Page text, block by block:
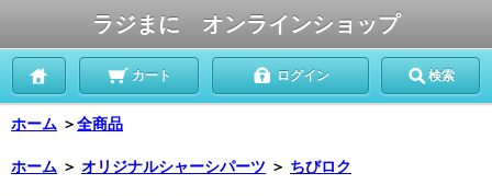
ラジまに オンラインショップ
カート ログイン 検索
ホーム ＞全商品
ホーム ＞ オリジナルシャーシパーツ ＞ ちびロク